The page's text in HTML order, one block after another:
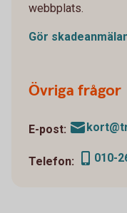
webbplats.
Gör
Övriga frågor
E-post:
Telefon: 010-